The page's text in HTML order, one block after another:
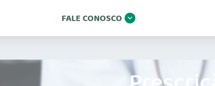
FALE CONOSCO